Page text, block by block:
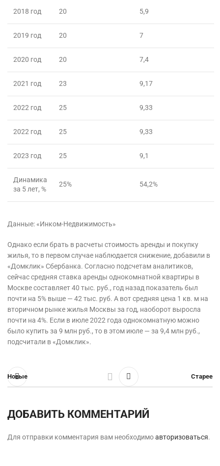
2018 год 20 5,9
2019 год 20 7
2020 год 20 7,4
2021 год 23 9,17
2022 год 25 9,33
2022 год 25 9,33
2023 год 25 9,1
Динамика
за 5 лет, %
25% 54,2%
Данные: «Инком-Недвижимость»
Однако если брать в расчеты стоимость аренды и покупку
жилья, то в первом случае наблюдается снижение, добавили в
«Домклик» Сбербанка. Согласно подсчетам аналитиков,
сейчас средняя ставка аренды однокомнатной квартиры в
Москве составляет 40 тыс. руб., год назад показатель был
почти на 5% выше — 42 тыс. руб. А вот средняя цена 1 кв. м на
вторичном рынке жилья Москвы за год, наоборот выросла
почти на 4%. Если в июле 2022 года однокомнатную можно
было купить за 9 млн руб., то в этом июле — за 9,4 млн руб.,
подсчитали в «Домклик».
Новые Старее
ДОБАВИТЬ КОММЕНТАРИЙ
Для отправки комментария вам необходимоавторизоваться.